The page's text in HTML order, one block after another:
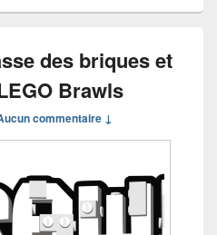
des briques et
Brawls
commentaire ↓